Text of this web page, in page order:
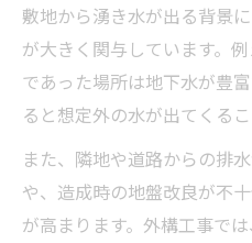
敷地から湧き水が出る背景
が大きく関与しています。
であった場所は地下水が豊
ると想定外の水が出てくるこ
また、隣地や道路からの排
や、造成時の地盤改良が不
が高まります。外構工事で